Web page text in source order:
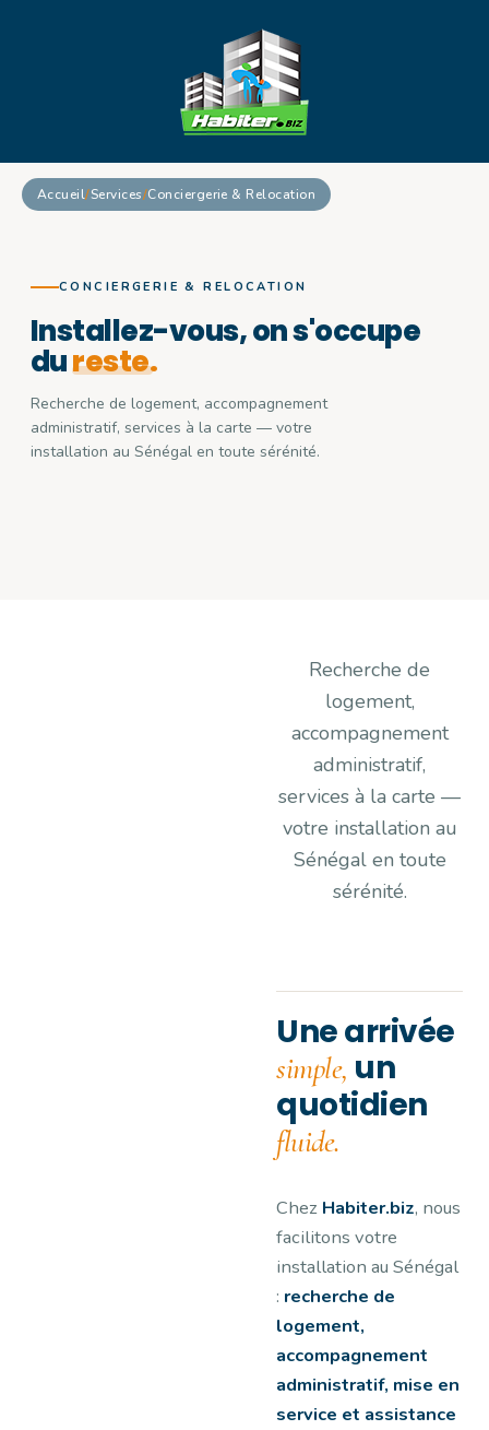
Accueil/Services/Conciergerie & Relocation
CONCIERGERIE & RELOCATION
Installez-vous,ons'occupe
dureste.
Recherche de logement, accompagnement
administratif, services à la carte — votre
installation au Sénégal en toute sérénité.
Recherche de
logement,
accompagnement
administratif,
services à la carte —
votre installation au
Sénégal en toute
sérénité.
Une arrivée
simple, un
quotidien
fluide.
Chez Habiter.biz, nous
facilitons votre
installation au Sénégal
: recherche de
logement,
accompagnement
administratif, mise en
service et assistance